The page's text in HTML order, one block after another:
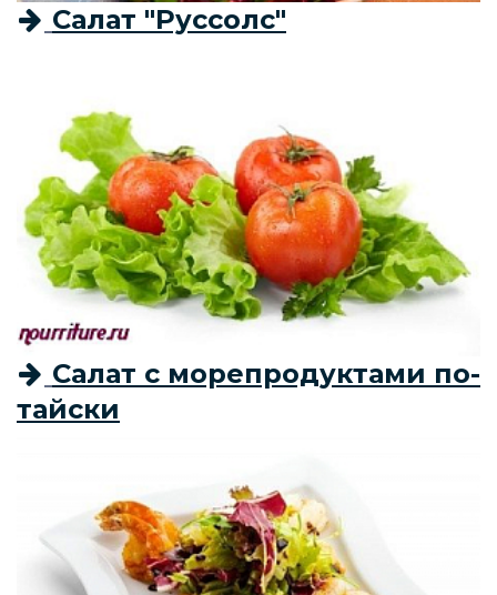
Салат "Руссолс"
Салат с морепродуктами по-
тайски